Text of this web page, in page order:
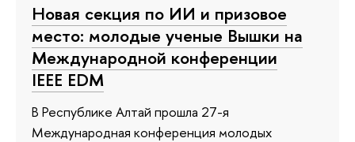
Новая секция по ИИ и призовое
место: молодые ученые Вышки на
Международной конференции
IEEE EDM
В Республике Алтай прошла 27-я
Международная конференция молодых